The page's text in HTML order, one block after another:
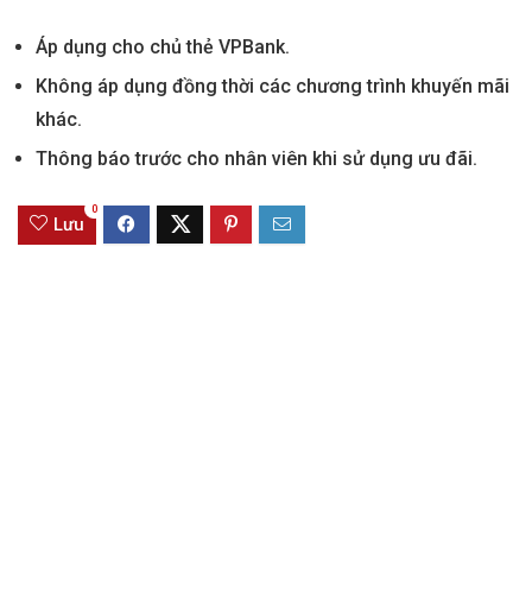
Áp dụng cho chủ thẻ VPBank.
Không áp dụng đồng thời các chương trình khuyến mãi
khác.
Thông báo trước cho nhân viên khi sử dụng ưu đãi.
Lưu
0